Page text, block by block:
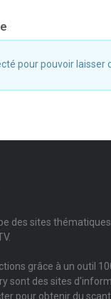
pour pouvoir laisser
des sites
grâce à un outil
sont des sites
pour obtenir du